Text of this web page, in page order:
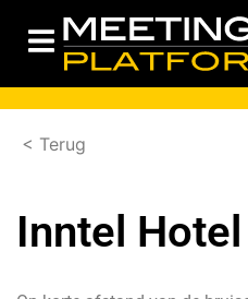
< Terug
Inntel